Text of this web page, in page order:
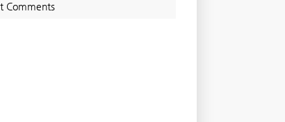
Comments